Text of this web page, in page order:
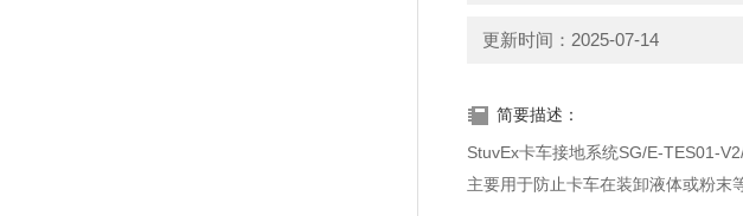
更新时间：2025-07-14
简要描述：
StuvEx卡车接地系统SG/E-TES01-
主要用于防止卡车在装卸液体或粉末